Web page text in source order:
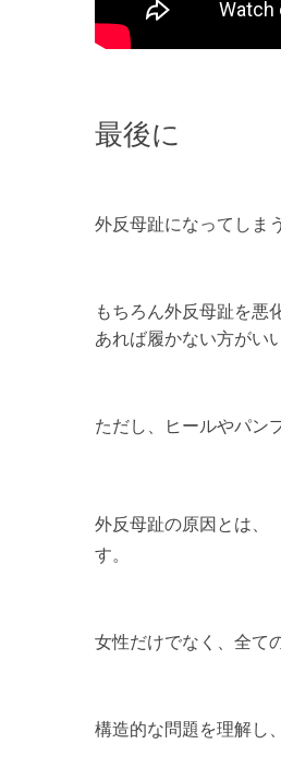
最後に
外反母趾になってしま
もちろん外反母趾を悪
あれば履かない方がい
ただし、ヒールやパン
外反母趾の原因とは、
す。
女性だけでなく、全て
構造的な問題を理解し